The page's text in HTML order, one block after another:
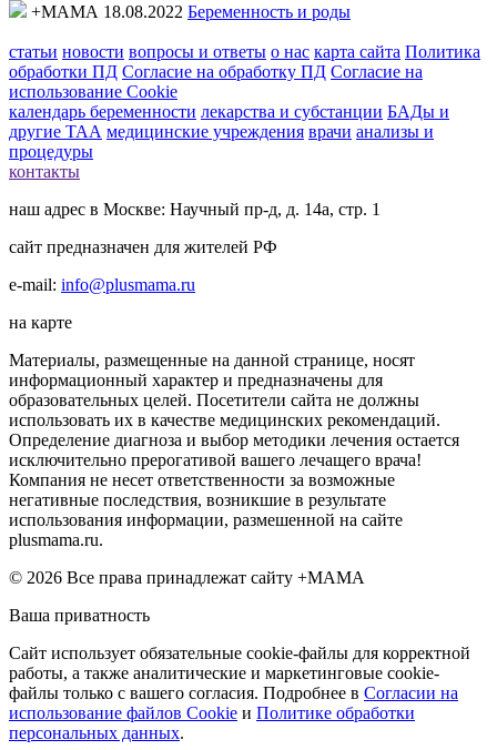
+МАМА 18.08.2022 Беременность и роды
статьи новости вопросы и ответы о нас карта сайта Политика
обработки ПД Согласие на обработку ПД Согласие на
использование Cookie
календарь беременности лекарства и субстанции БАДы и
другие ТАА медицинские учреждения врачи анализы и
процедуры
контакты
наш адрес в Москве: Научный пр-д, д. 14а, стр. 1
сайт предназначен для жителей РФ
e-mail: info@plusmama.ru
на карте
Материалы, размещенные на данной странице, носят
информационный характер и предназначены для
образовательных целей. Посетители сайта не должны
использовать их в качестве медицинских рекомендаций.
Определение диагноза и выбор методики лечения остается
исключительно прерогативой вашего лечащего врача!
Компания не несет ответственности за возможные
негативные последствия, возникшие в результате
использования информации, размешенной на сайте
plusmama.ru.
© 2026 Все права принадлежат сайту +МАМА
Ваша приватность
Сайт использует обязательные cookie-файлы для корректной
работы, а также аналитические и маркетинговые cookie-
файлы только с вашего согласия. Подробнее в Согласии на
использование файлов Cookie и Политике обработки
персональных данных.